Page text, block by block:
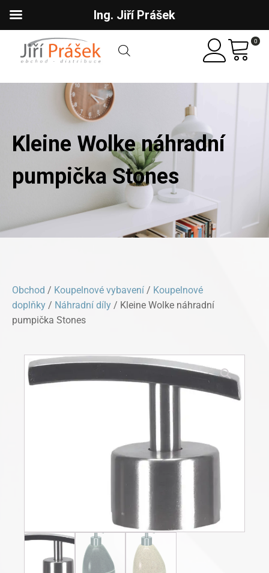
0
Kleine Wolke náhradní
pumpička Stones
Obchod / Koupelnové vybavení / Koupelnové
doplňky / Náhradní díly / Kleine Wolke náhradní
pumpička Stones
Ing. Jiří Prášek